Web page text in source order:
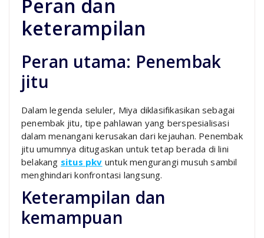
Peran dan
keterampilan
Peran utama: Penembak
jitu
Dalam legenda seluler, Miya diklasifikasikan sebagai
penembak jitu, tipe pahlawan yang berspesialisasi
dalam menangani kerusakan dari kejauhan. Penembak
jitu umumnya ditugaskan untuk tetap berada di lini
belakang situs pkv untuk mengurangi musuh sambil
menghindari konfrontasi langsung.
Keterampilan dan
kemampuan